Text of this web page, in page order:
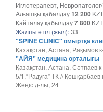
Иглотерапевт,
Алғашқы қабалдау12 200 KZT
Қайталау қабылдау7 800 KZT
Жалпы өтіл (жыл):33
"SPINE CLINIC" омыртқа
Қазақстан, Астана, Рақымов
"АЙЯ" медицина орталығы
Қазақстан, Астана, Сәтпаев
5/1,“Радуга” ТК //
Жеңіс д-лы, 24